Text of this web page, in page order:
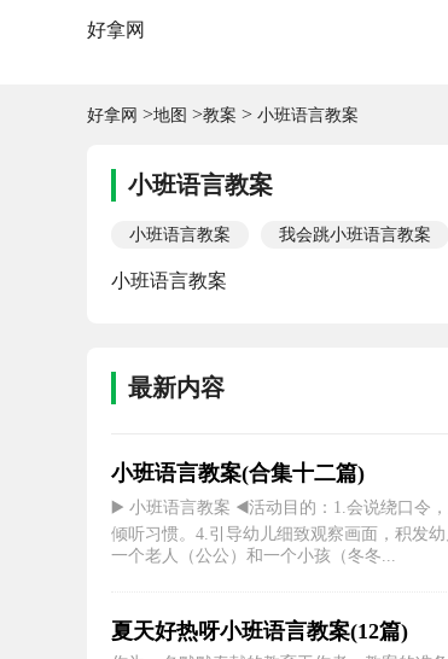
好拿网
好拿网 >地图 >教案 > 小班语言教案
小班语言教案
小班语言教案 我会跳小班语言教案
小班语言教案
最新内容
小班语言教案(合集十二篇)
▶️ 小班语言教案 ◀️活动目的：1.会说绕口令
倾听习惯。4.引导幼儿细致观察画面，积发
一个老人（公公）和一个小孩（冬冬...
夏天好热呀小班语言教案(12篇)